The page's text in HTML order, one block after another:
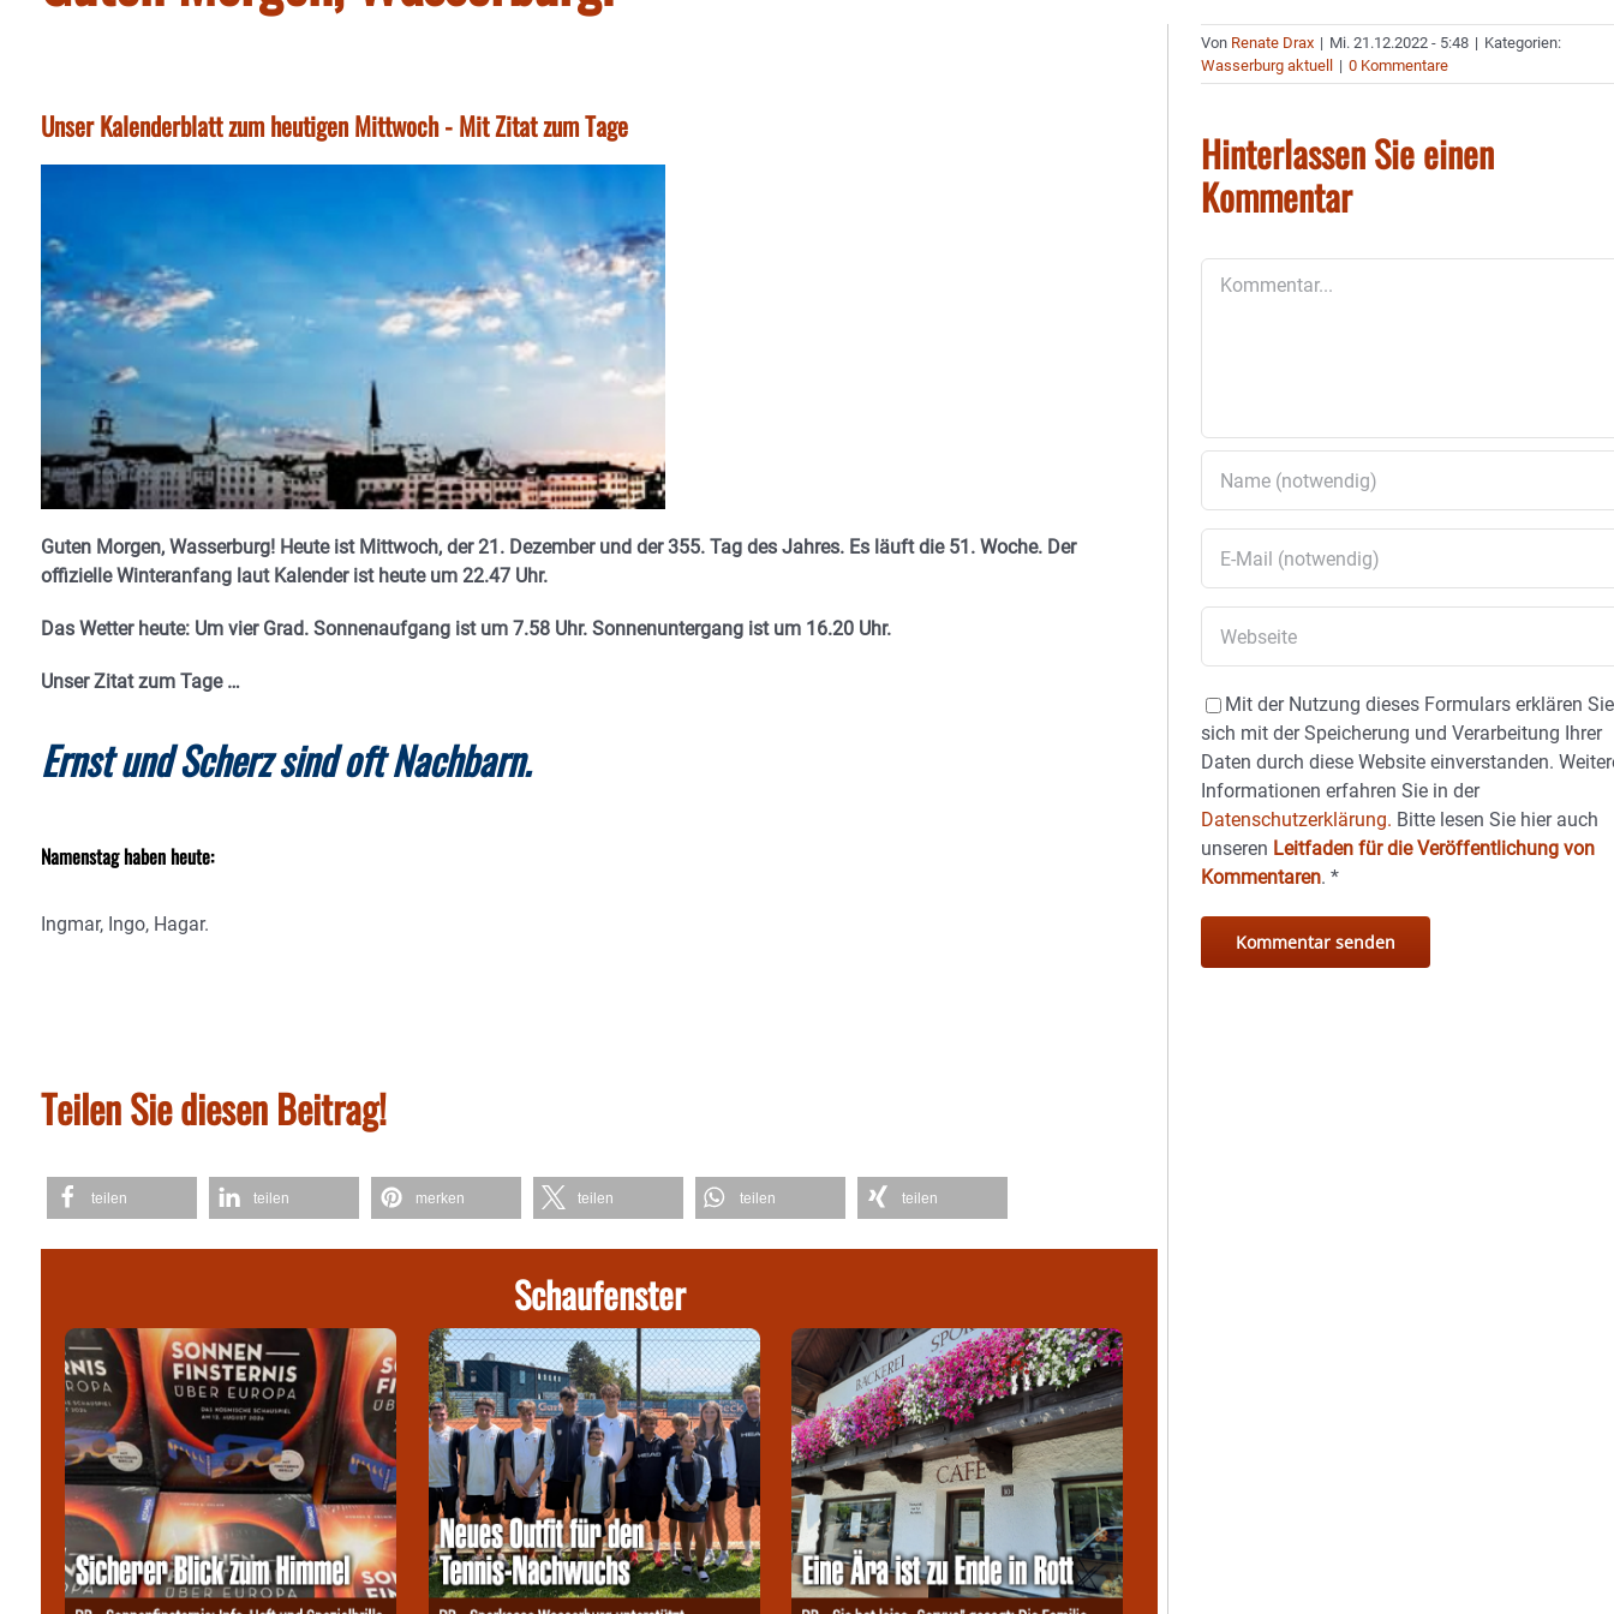
Unser Kalenderblatt zum heutigen Mittwoch - Mit Zitat zum Tage
Guten Morgen, Wasserburg! Heute ist Mittwoch, der 21. Dezemberund der 355. Tag des Jahres. Es läuft die 51. Woche. Der
offizielle Winteranfang laut Kalender ist heute um 22.47 Uhr.
Das Wetter heute: Um vier Grad. Sonnenaufgang ist um 7.58 Uhr. Sonnenuntergang ist um 16.20 Uhr.
Unser Zitat zum Tage …
Ernst und Scherz sind oft Nachbarn.
Namenstag haben heute:
Ingmar, Ingo, Hagar.
Teilen Sie diesen Beitrag!
teilen teilen merken teilen teilen teilen
Schaufenster
Von Renate Drax | Mi. 21.12.2022 - 5:48 | Kategorien:
Wasserburg aktuell
| 0 Kommentare
Hinterlassen Sie einen
Kommentar
Mit der Nutzung dieses Formulars erklären Sie
sich mit der Speicherung und Verarbeitung Ihrer
Daten durch diese Website einverstanden.
Informationen erfahren Sie in der
Datenschutzerklärung. Bitte lesen Sie hier auch
unseren Leitfaden für die Veröffentlichung von
Kommentaren.*